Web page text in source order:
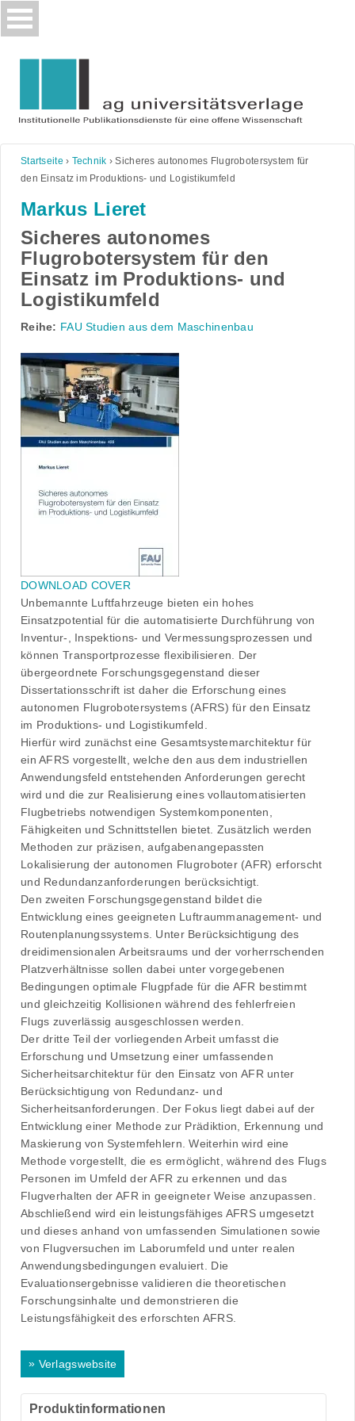
Skip
to
Startseite › Technik ›Sicheres autonomes Flugrobotersystem für
den Einsatz im Produktions- und Logistikumfeld
Markus Lieret
Sicheres autonomes
Flugrobotersystem für den
Einsatz im Produktions- und
Logistikumfeld
Reihe: FAU Studien aus dem Maschinenbau
DOWNLOAD COVER
Unbemannte Luftfahrzeuge bieten ein hohes
Einsatzpotential für die automatisierte Durchführung von
Inventur-, Inspektions- und Vermessungsprozessen und
können Transportprozesse flexibilisieren. Der
übergeordnete Forschungsgegenstand dieser
Dissertationsschrift ist daher die Erforschung eines
autonomen Flugrobotersystems (AFRS) für den Einsatz
im Produktions- und Logistikumfeld.
Hierfür wird zunächst eine Gesamtsystemarchitektur für
ein AFRS vorgestellt, welche den aus dem industriellen
Anwendungsfeld entstehenden Anforderungen gerecht
wird und die zur Realisierung eines vollautomatisierten
Flugbetriebs notwendigen Systemkomponenten,
Fähigkeiten und Schnittstellen bietet. Zusätzlich werden
Methoden zur präzisen, aufgabenangepassten
Lokalisierung der autonomen Flugroboter (AFR) erforscht
und Redundanzanforderungen berücksichtigt.
Den zweiten Forschungsgegenstand bildet die
Entwicklung eines geeigneten Luftraummanagement- und
Routenplanungssystems. Unter Berücksichtigung des
dreidimensionalen Arbeitsraums und der vorherrschenden
Platzverhältnisse sollen dabei unter vorgegebenen
Bedingungen optimale Flugpfade für die AFR bestimmt
und gleichzeitig Kollisionen während des fehlerfreien
Flugs zuverlässig ausgeschlossen werden.
Der dritte Teil der vorliegenden Arbeit umfasst die
Erforschung und Umsetzung einer umfassenden
Sicherheitsarchitektur für den Einsatz von AFR unter
Berücksichtigung von Redundanz- und
Sicherheitsanforderungen. Der Fokus liegt dabei auf der
Entwicklung einer Methode zur Prädiktion, Erkennung und
Maskierung von Systemfehlern. Weiterhin wird eine
Methode vorgestellt, die es ermöglicht, während des Flugs
Personen im Umfeld der AFR zu erkennen und das
Flugverhalten der AFR in geeigneter Weise anzupassen.
Abschließend wird ein leistungsfähiges AFRS umgesetzt
und dieses anhand von umfassenden Simulationen sowie
von Flugversuchen im Laborumfeld und unter realen
Anwendungsbedingungen evaluiert. Die
Evaluationsergebnisse validieren die theoretischen
Forschungsinhalte und demonstrieren die
Leistungsfähigkeit des erforschten AFRS.
» Verlagswebsite
Produktinformationen